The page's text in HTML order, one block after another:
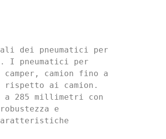
dei pneumatici per
I pneumatici per
camion fino a
rispetto ai camion.
a 285 millimetri con
e